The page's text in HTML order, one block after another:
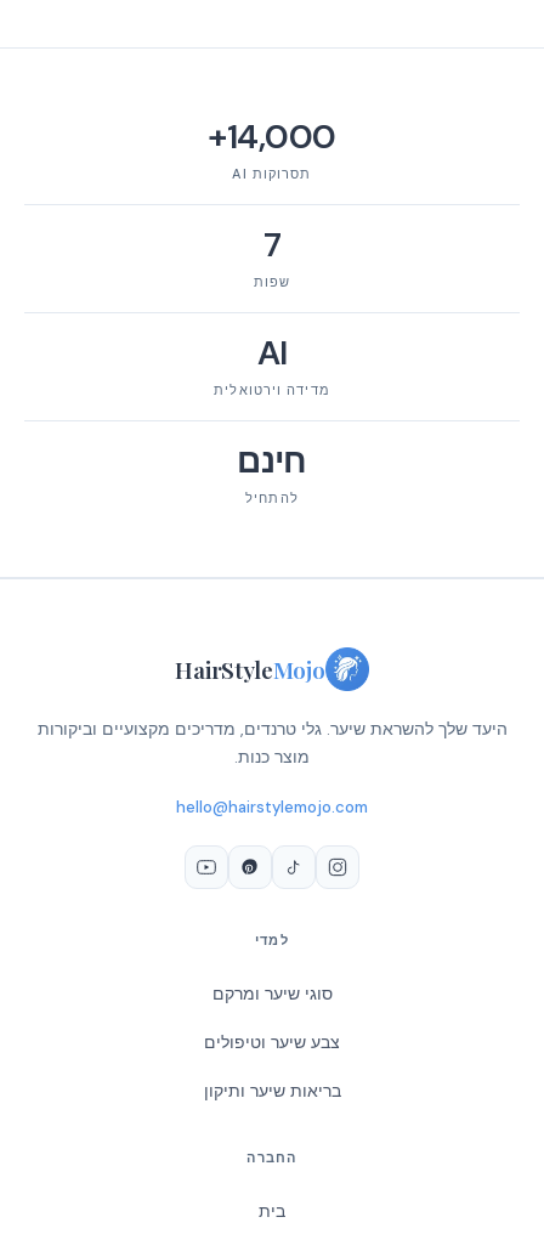
14,000+
תסרוקות AI
7
שפות
AI
מדידה וירטואלית
חינם
להתחיל
HairStyleMojo
היעד שלך להשראת שיער. גלי טרנדים, מדריכים מקצועיים וביקורות
מוצר כנות.
hello@hairstylemojo.com
למדי
סוגי שיער ומרקם
צבע שיער וטיפולים
בריאות שיער ותיקון
החברה
בית